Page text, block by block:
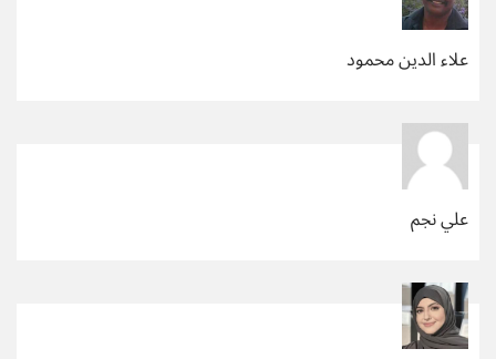
علاء الدين محمود
علي نجم